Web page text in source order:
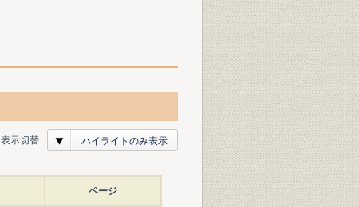
表示切替 ハイライトのみ表示
ページ